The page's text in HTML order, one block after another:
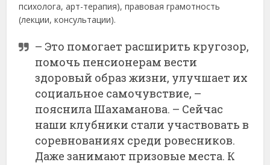
психолога, арт-терапия), правовая грамотность
(лекции, консультации).
– Это помогает расширить кругозор,
помочь пенсионерам вести
здоровый образ жизни, улучшает их
социальное самочувствие, –
пояснила Шахаманова. – Сейчас
наши клубники стали участвовать в
соревнованиях среди ровесников.
Даже занимают призовые места. К